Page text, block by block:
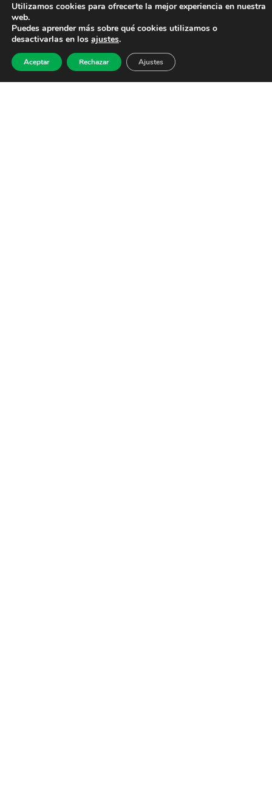
Utilizamos cookies para ofrecerte la mejor experiencia en nuestra
web.
Puedes aprender más sobre qué cookies utilizamos o
desactivarlas en los ajustes.
Aceptar Rechazar Ajustes